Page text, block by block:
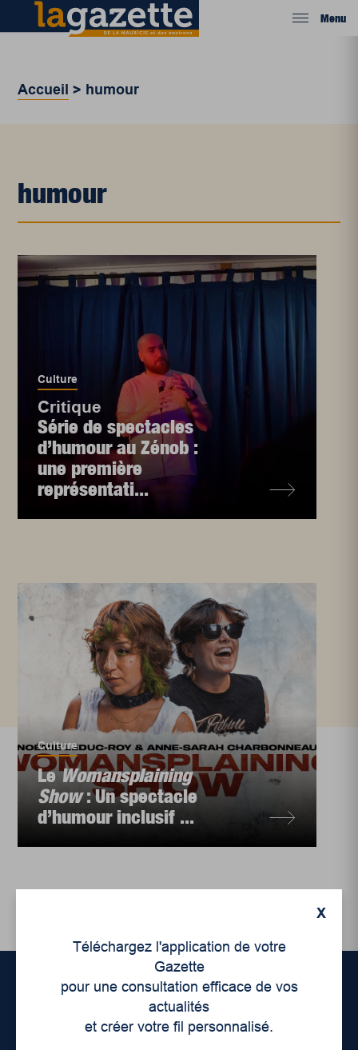
Menu
Accueil > humour
humour
Culture
Critique
Série de spectacles
d’humour au Zénob :
une première
représentati...
Culture
LeWomansplaining
Show: Un spectacle
d’humour inclusif ...
X
Téléchargez l'application de votre
Gazette
pour une consultation efficace de vos
actualités
et créer votre fil personnalisé.